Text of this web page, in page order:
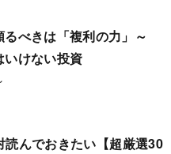
べきは「複利の力」～
けない投資
んでおきたい【超厳選30